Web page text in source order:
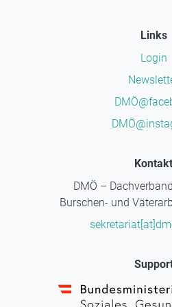
Links
Login
Kontakt
DMÖ –
Burschen- und